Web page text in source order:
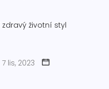
zdravý životní styl
7 lis, 2023